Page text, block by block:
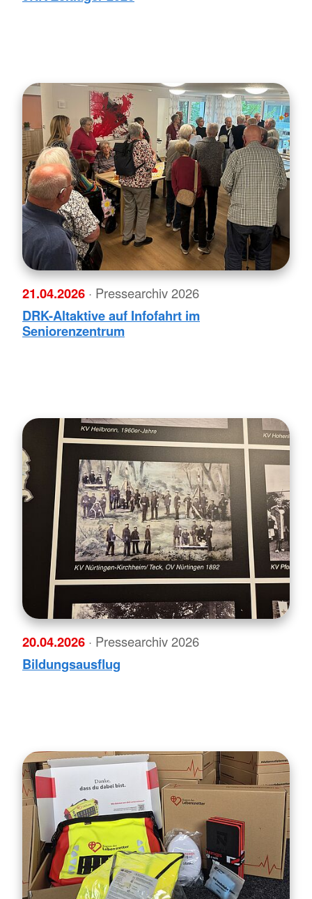
21.04.2026 · Pressearchiv 2026
DRK-Altaktive auf Infofahrt im
Seniorenzentrum
20.04.2026 · Pressearchiv 2026
Bildungsausflug